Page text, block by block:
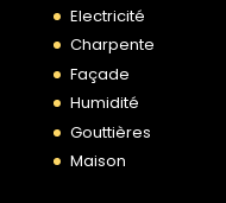
Electricité
Charpente
Façade
Humidité
Gouttières
Maison